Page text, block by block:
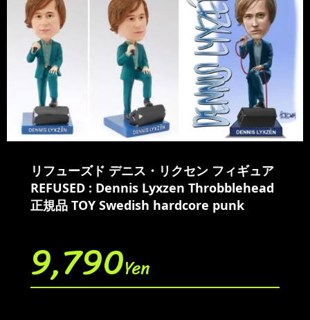
リフューズド デニス・リクセン フィギュア
REFUSED : Dennis Lyxzen Throbblehead
正規品 TOY Swedish hardcore punk
9,790Yen